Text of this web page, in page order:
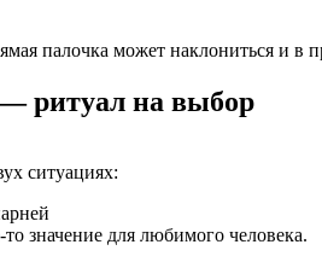
палочка может наклониться и
ритуал на выбор
ситуациях:
то значение для любимого человека.